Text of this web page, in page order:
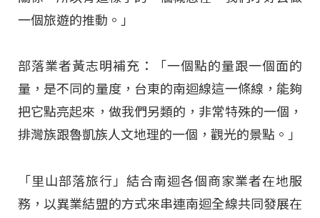
一個旅遊的推動。」
部落業者黃志明補充：「一個點的量跟一個面的
量，是不同的量度，台東的南迴線這一條線，能夠
把它點亮起來，做我們另類的，非常特殊的一個，
排灣族跟魯凱族人文地理的一個，觀光的景點。」
「里山部落旅行」結合南迴各個商家業者在地服
務，以異業結盟的方式來串連南迴全線共同發展在